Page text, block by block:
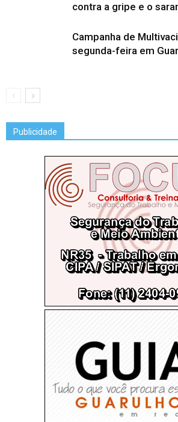
contra a gripe e o
Campanha de
segunda-feira em
Publicidade